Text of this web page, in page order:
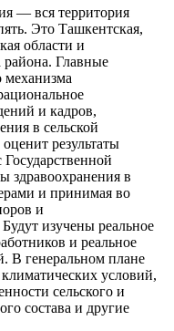
— вся территория
Это Ташкентская,
области и
Главные
механизма
и кадров,
в сельской
результаты
здравоохранения в
и принимая во
и
изучены реальное
и реальное
В генеральном плане
условий,
сельского и
состава и другие